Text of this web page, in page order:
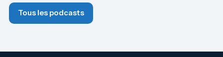
Tous les podcasts